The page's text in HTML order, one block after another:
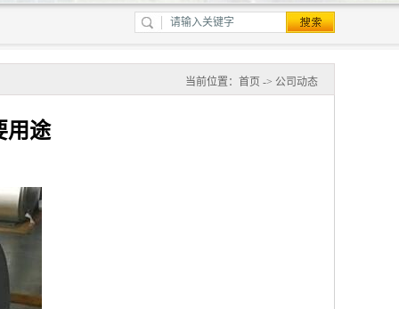
当前位置： 首页 -> 公司动态
用途